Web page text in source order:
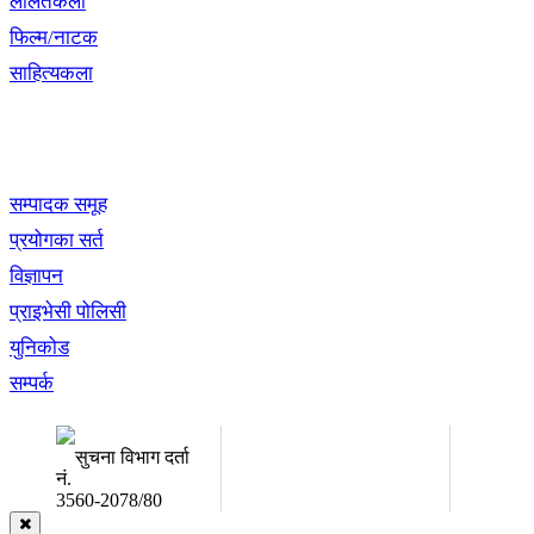
फिल्म/नाटक
साहित्यकला
सम्पादक समूह
प्रयोगका सर्त
विज्ञापन
प्राइभेसी पोलिसी
युनिकोड
सम्पर्क
सुचना विभाग दर्ता
नं.
3560-2078/80